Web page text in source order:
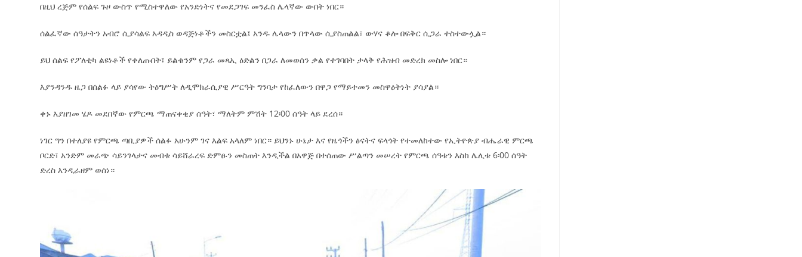
በዚህ ረጅም የሰልፍ ጉዞ ውስጥ የሚስተዋለው የአንድነትና የመደጋገፍ መንፈስ ሌላኛው ውበት ነበር።
ሰልፈኛው ሰዓታትን አብሮ ሲያሳልፍ አዳዲስ ወዳጅነቶችን መስርቷል፤ አንዱ ሌላውን በጥላው ሲያስጠልል፣ ውሃና ቆሎ በፍቅር ሲጋራ ተስተውሏል።
ይህ ሰልፍ የፖለቲካ ልዩነቶች የቀለጡበት፣ ይልቁንም የጋራ መጻኢ ዕድልን በጋራ ለመወሰን ቃል የተገባበት ታላቅ የሕዝብ መድረክ መስሎ ነበር።
እያንዳንዱ ዜጋ በሰልፉ ላይ ያሳየው ትዕግሥት ለዲሞክራሲያዊ ሥርዓት ግንባታ የከፈለውን በዋጋ የማይተመን መስዋዕትነት ያሳያል።
ቀኑ እያዘገመ ሄዶ መደበኛው የምርጫ ማጠናቀቂያ ሰዓት፣ ማለትም ምሽት 12፡00 ሰዓት ላይ ደረሰ።
ነገር ግን በተለያዩ የምርጫ ጣቢያዎች ሰልፉ አሁንም ገና እልፍ አላለም ነበር። ይህንኑ ሁኔታ እና የዜጎችን ፅናትና ፍላጎት የተመለከተው የኢትዮጵያ ብሔራዊ ምርጫ
ቦርድ፣ አንድም መራጭ ሳይንገላታና መብቱ ሳይሸራረፍ ድምፁን መስጠት እንዲችል በአዋጅ በተሰጠው ሥልጣን መሠረት የምርጫ ሰዓቱን እስከ ሌሊቱ 6፡00 ሰዓት
ድረስ እንዲራዘም ወሰነ።